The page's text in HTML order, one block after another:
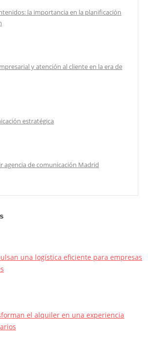
la importancia en la planificación
y atención al cliente en la era de
estratégica
agencia de comunicación Madrid
una logística eficiente para empresas
el alquiler en una experiencia